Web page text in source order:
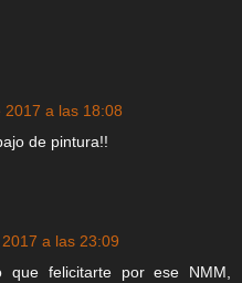
a las 18:08
de pintura!!
a las 23:09
que felicitarte por ese NMM,